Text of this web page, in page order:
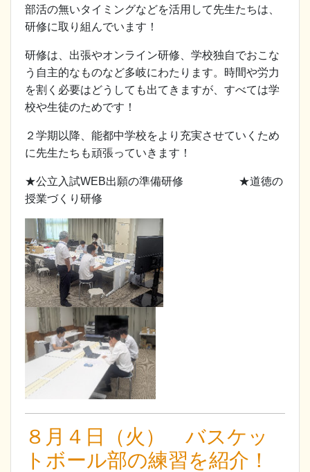
部活の無いタイミングなどを活用して先生たちは、
研修に取り組んでいます！
研修は、出張やオンライン研修、学校独自でおこな
う自主的なものなど多岐にわたります。時間や労力
を割く必要はどうしても出てきますが、すべては学
校や生徒のためです！
２学期以降、能都中学校をより充実させていくため
に先生たちも頑張っていきます！
★公立入試WEB出願の準備研修 ★道徳の
授業づくり研修
８月４日（火） バスケッ
トボール部の練習を紹介！